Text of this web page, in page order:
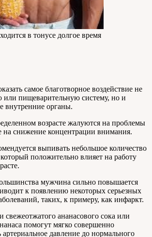
в тонусе долгое время
самое благотворное воздействие не
или пищеварительную систему, но и
внутренние органы.
возрасте жалуются на проблемы
на снижение концентрации внимания.
выпивать небольшое количество
положительно влияет на работу
мужчина сильно повышается
к появлению некоторых серьезных
таких, к примеру, как инфаркт.
ананасового сока или
помогут мягко совершенно
артериальное давление до нормального